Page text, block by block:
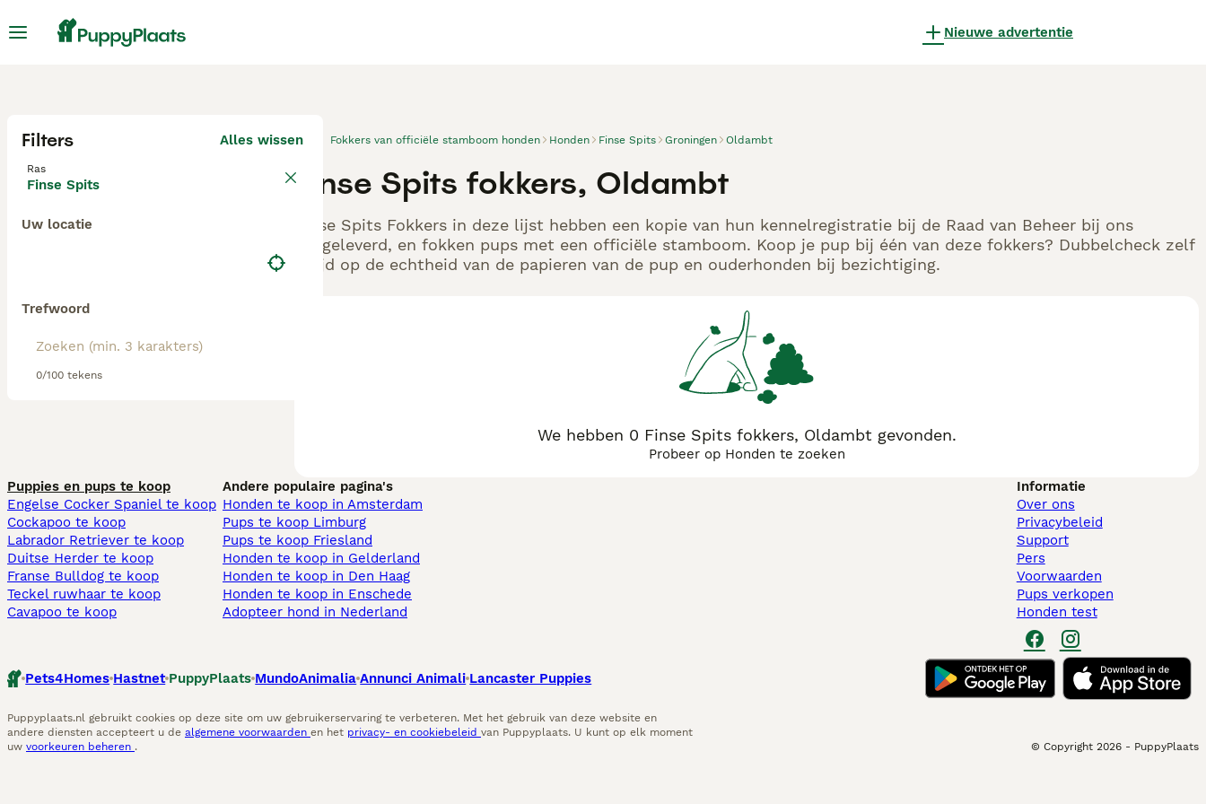
Nieuwe advertentie
Filters Alles wissen
Ras
Finse Spits
Uw locatie
Trefwoord
0/100 tekens
Fokkers van officiële stamboom honden Honden Finse Spits Groningen Oldambt
Finse Spits fokkers, Oldambt
Finse Spits Fokkers in deze lijst hebben een kopie van hun kennelregistratie bij de Raad van Beheer bij ons
aangeleverd, en fokken pups met een officiële stamboom. Koop je pup bij één van deze fokkers? Dubbelcheck zelf
altijd op de echtheid van de papieren van de pup en ouderhonden bij bezichtiging.
We hebben 0 Finse Spits fokkers, Oldambt gevonden.
Probeer op Honden te zoeken
Puppies en pups te koop
Engelse Cocker Spaniel te koop
Cockapoo te koop
Labrador Retriever te koop
Duitse Herder te koop
Franse Bulldog te koop
Teckel ruwhaar te koop
Cavapoo te koop
Andere populaire pagina's
Honden te koop in Amsterdam
Pups te koop Limburg​
Pups te koop Friesland​
Honden te koop in Gelderland
Honden te koop in Den Haag
Honden te koop in Enschede
Adopteer hond in Nederland
Informatie
Over ons
Privacybeleid
Support
Pers
Voorwaarden
Pups verkopen
Honden test
Pets4Homes Hastnet PuppyPlaats MundoAnimalia Annunci Animali Lancaster Puppies
Puppyplaats.nl gebruikt cookies op deze site om uw gebruikerservaring te verbeteren. Met het gebruik van deze website en
andere diensten accepteert u de algemene voorwaarden en het privacy- en cookiebeleid van Puppyplaats. U kunt op elk moment
uw voorkeuren beheren . © Copyright 2026 - PuppyPlaats